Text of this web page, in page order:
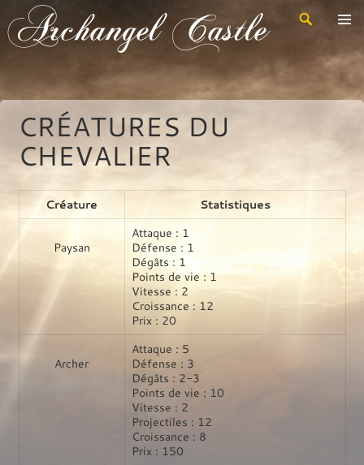
Archangel Castle
Recherche
Aller
contenu
principal
CRÉATURES DU
CHEVALIER
Créature Statistiques
Paysan
Attaque : 1
Défense : 1
Dégâts : 1
Points de vie : 1
Vitesse : 2
Croissance : 12
Prix : 20
Archer
Attaque : 5
Défense : 3
Dégâts : 2-3
Points de vie : 10
Vitesse : 2
Projectiles : 12
Croissance : 8
Prix : 150